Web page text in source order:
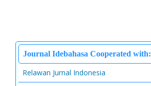
Journal Idebahasa Cooperated with:
Relawan Jurnal Indonesia